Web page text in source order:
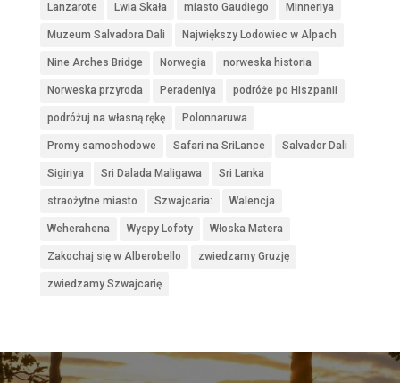
Lanzarote Lwia Skała miasto Gaudiego Minneriya
Muzeum Salvadora Dali Największy Lodowiec w Alpach
Nine Arches Bridge Norwegia norweska historia
Norweska przyroda Peradeniya podróże po Hiszpanii
podróżuj na własną rękę Polonnaruwa
Promy samochodowe Safari na SriLance Salvador Dali
Sigiriya Sri Dalada Maligawa Sri Lanka
straożytne miasto Szwajcaria: Walencja
Weherahena Wyspy Lofoty Włoska Matera
Zakochaj się w Alberobello zwiedzamy Gruzję
zwiedzamy Szwajcarię